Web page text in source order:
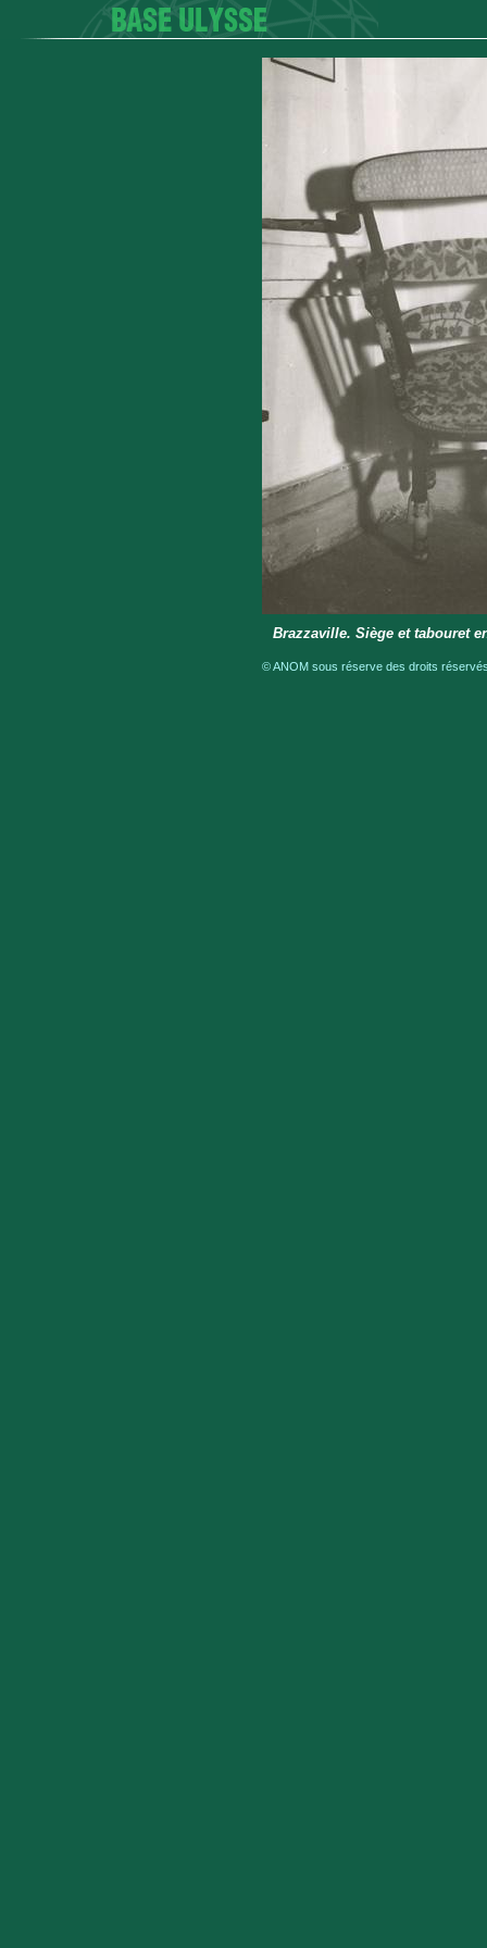
Brazzaville. Siège et tabouret
© ANOM sous réserve des droits